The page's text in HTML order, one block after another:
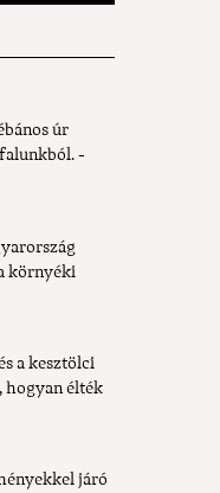
úr
-
környéki
a kesztölci
hogyan élték
járó